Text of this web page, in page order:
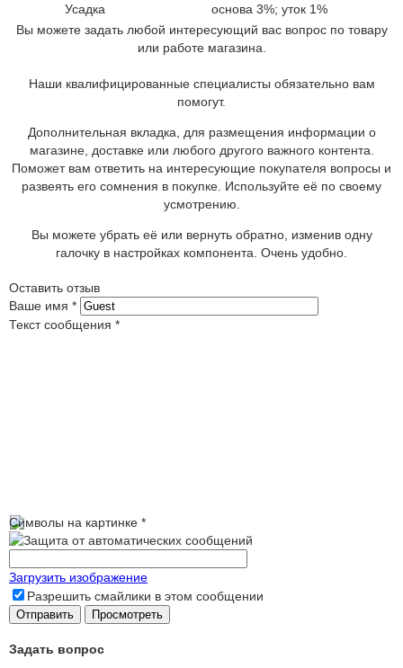
Усадка
основа 3%; уток 1%
Вы можете задать любой интересующий вас вопрос по товару
или работе магазина.
Наши квалифицированные специалисты обязательно вам
помогут.
Дополнительная вкладка, для размещения информации о
магазине, доставке или любого другого важного контента.
Поможет вам ответить на интересующие покупателя вопросы и
развеять его сомнения в покупке. Используйте её по своему
усмотрению.
Вы можете убрать её или вернуть обратно, изменив одну
галочку в настройках компонента. Очень удобно.
Оставить отзыв
Ваше имя *
Текст сообщения *
Символы на картинке *
Загрузить изображение
Разрешить смайлики в этом сообщении
Задать вопрос